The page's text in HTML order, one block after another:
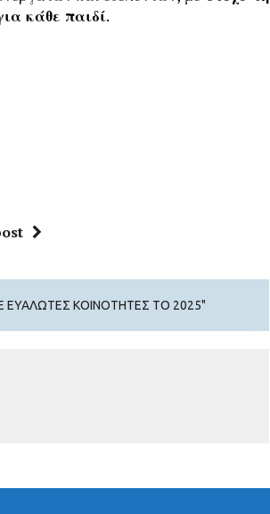
κάθε παιδί.
ΕΥΆΛΩΤΕΣ ΚΟΙΝΌΤΗΤΕΣ ΤΟ 2025"